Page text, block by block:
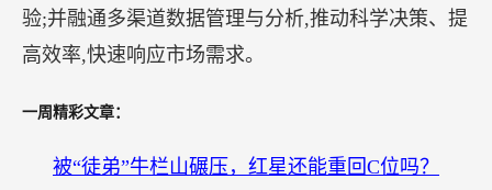
验;并融通多渠道数据管理与分析,推动科学决策、提
高效率,快速响应市场需求。
一周精彩文章：
被“徒弟”牛栏山碾压，红星还能重回C位吗？